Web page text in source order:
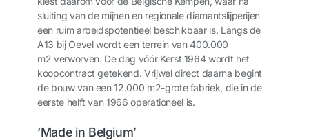
sluiting van de mijnen en regionale diamantslijperijen
een ruim arbeidspotentieel beschikbaar is. Langs de
A13 bij Oevel wordt een terrein van 400.000
m2 verworven. De dag vóór Kerst 1964 wordt het
koopcontract getekend. Vrijwel direct daarna begint
de bouw van een 12.000 m2-grote fabriek, die in de
eerste helft van 1966 operationeel is.
‘Made in Belgium’